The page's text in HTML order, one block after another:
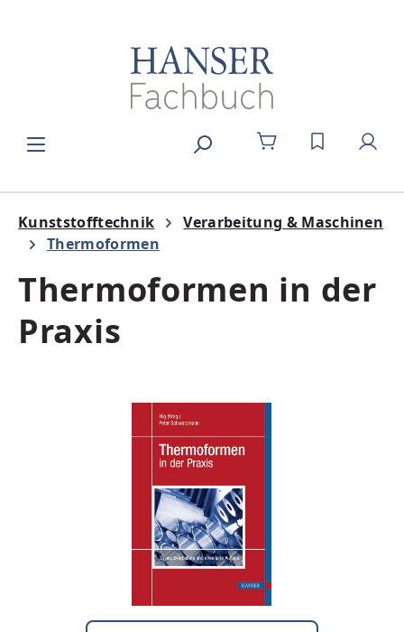
DU HAST 0
Kunststofftechnik
Verarbeitung & Maschinen
Thermoformen
Thermoformen in der
Praxis
Bildergalerie überspringen